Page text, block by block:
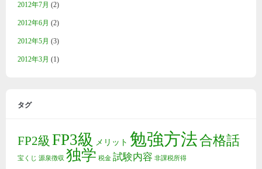
2012年7月 (2)
2012年6月 (2)
2012年5月 (3)
2012年3月 (1)
タグ
FP2級 FP3級 メリット 勉強方法合格話
宝くじ 源泉徴収 独学 税金 試験内容 非課税所得